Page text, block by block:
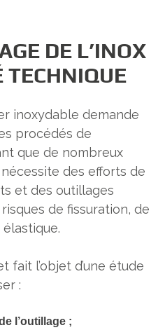
DE L’INOX
TECHNIQUE
inoxydable demande
procédés de
que de nombreux
nécessite des efforts de
et des outillages
de fissuration, de
fait l’objet d’une étude
:
l’outillage ;